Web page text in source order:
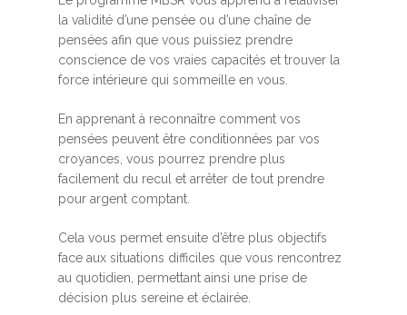
la validité d’une pensée ou d’une chaîne de
pensées afin que vous puissiez prendre
conscience de vos vraies capacités et trouver la
force intérieure qui sommeille en vous.
En apprenant à reconnaître comment vos
pensées peuvent être conditionnées par vos
croyances, vous pourrez prendre plus
facilement du recul et arrêter de tout prendre
pour argent comptant.
Cela vous permet ensuite d’être plus objectifs
face aux situations difficiles que vous rencontrez
au quotidien, permettant ainsi une prise de
décision plus sereine et éclairée.